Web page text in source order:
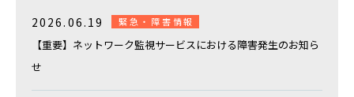
2026.06.19 緊急・障害情報
【重要】ネットワーク監視サービスにおける障害発生のお知ら
せ